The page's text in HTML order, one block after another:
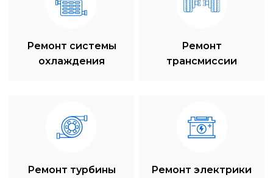
Ремонт системы
охлаждения
Ремонт
трансмиссии
Ремонт турбины Ремонт электрики